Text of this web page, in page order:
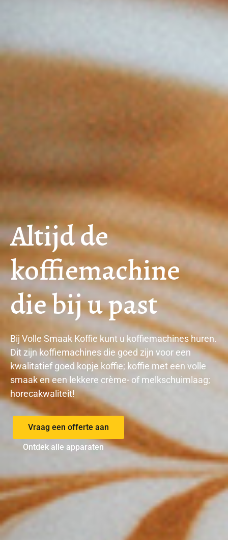
Altijd de
koffiemachine
die bij u past
Bij Volle Smaak Koffie kunt u koffiemachines huren.
Dit zijn koffiemachines die goed zijn voor een
kwalitatief goed kopje koffie; koffie met een volle
smaak en een lekkere crème- of melkschuimlaag;
horecakwaliteit!
Vraag een offerte aan
Ontdek alle apparaten